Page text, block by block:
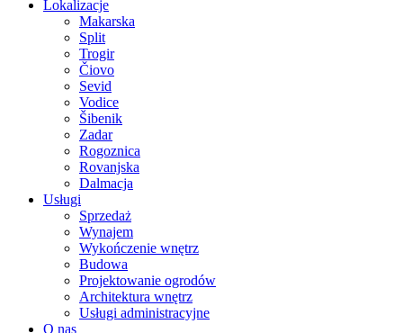
Lokalizacje
Makarska
Split
Trogir
Čiovo
Sevid
Vodice
Šibenik
Zadar
Rogoznica
Rovanjska
Dalmacja
Usługi
Sprzedaż
Wynajem
Wykończenie wnętrz
Budowa
Projektowanie ogrodów
Architektura wnętrz
Usługi administracyjne
O nas